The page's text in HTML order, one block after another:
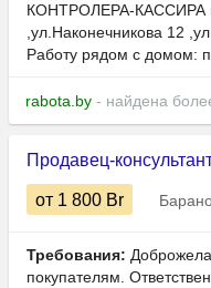
КОНТРОЛЕРА-КАССИРА
,ул.Наконечникова 12
Работу рядом с домом:
rabota.by - найдена
Продавец-
от 1 800 Br
Требования:
покупателям.